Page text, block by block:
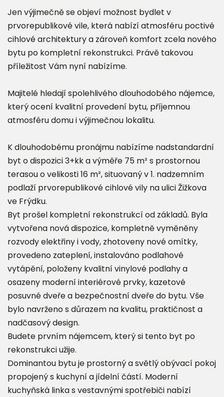
Jen výjimečně se objeví možnost bydlet v
prvorepublikové vile, která nabízí atmosféru poctivé
cihlové architektury a zároveň komfort zcela nového
bytu po kompletní rekonstrukci. Právě takovou
příležitost Vám nyní nabízíme.
Majitelé hledají spolehlivého dlouhodobého nájemce,
který ocení kvalitní provedení bytu, příjemnou
atmosféru domu i výjimečnou lokalitu.
K dlouhodobému pronájmu nabízíme nadstandardní
byt o dispozici 3+kk a výměře 75 m² s prostornou
terasou o velikosti 16 m², situovaný v 1. nadzemním
podlaží prvorepublikové cihlové vily na ulici Žižkova
ve Frýdku.
Byt prošel kompletní rekonstrukcí od základů. Byla
vytvořena nová dispozice, kompletně vyměněny
rozvody elektřiny i vody, zhotoveny nové omítky,
provedeno zateplení, instalováno podlahové
vytápění, položeny kvalitní vinylové podlahy a
osazeny moderní interiérové prvky, kazetové
posuvné dveře a bezpečnostní dveře do bytu. Vše
bylo navrženo s důrazem na kvalitu, praktičnost a
nadčasový design.
Budete prvním nájemcem, který si tento byt po
rekonstrukci užije.
Dominantou bytu je prostorný a světlý obývací pokoj
propojený s kuchyní a jídelní částí. Moderní
kuchyňská linka s vestavnými spotřebiči nabízí